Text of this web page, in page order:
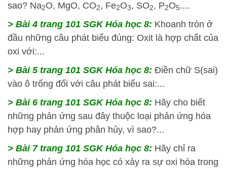
sao? Na2O, MgO, CO2, Fe2O3, SO2, P2O5....
> Bài 4 trang 101 SGK Hóa học 8: Khoanh tròn ở
đầu những câu phát biểu đúng: Oxit là hợp chất của
oxi với:...
> Bài 5 trang 101 SGK Hóa học 8: Điền chữ S(sai)
vào ô trống đối với câu phát biểu sai:...
> Bài 6 trang 101 SGK Hóa học 8: Hãy cho biết
những phản ứng sau đây thuộc loại phản ứng hóa
hợp hay phản ứng phân hủy, vì sao?...
> Bài 7 trang 101 SGK Hóa học 8: Hãy chỉ ra
những phản ứng hóa học có xảy ra sự oxi hóa trong